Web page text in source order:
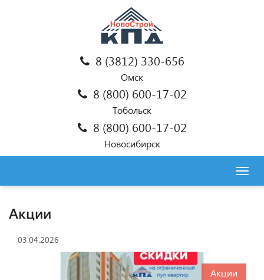
8 (3812) 330-656
Омск
8 (800) 600-17-02
Тобольск
8 (800) 600-17-02
Новосибирск
Акции
03.04.2026
Акции